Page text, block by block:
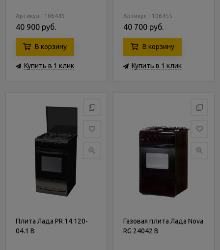
Артикул - 106449
40 900 руб.
В корзину
Купить в 1 клик
Артикул - 106455
40 700 руб.
В корзину
Купить в 1 клик
Плита Лада PR 14.120-
04.1 B
Газовая плита Лада Nova
RG 24042 B